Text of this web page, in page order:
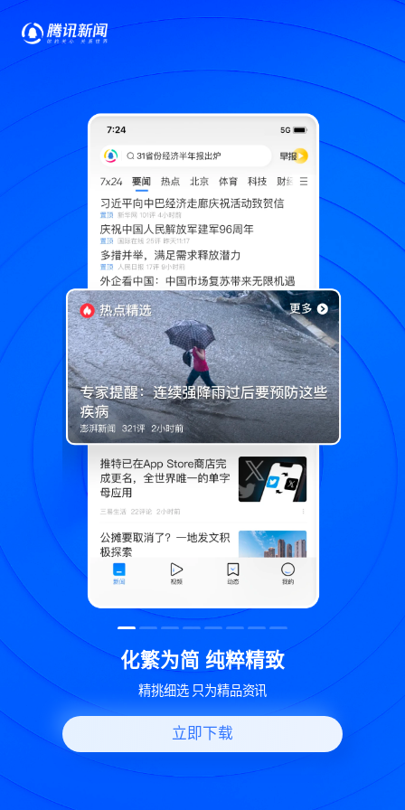
世界变化 热问一下
好问题好回答 多元视角看问题
立即下载